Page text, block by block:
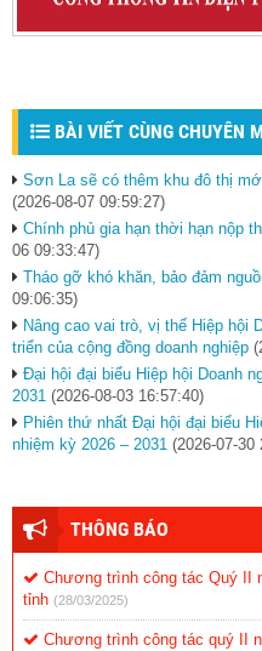
BÀI VIẾT CÙNG CHUYÊN
Sơn La sẽ có thêm khu đô thị
(2026-08-07 09:59:27)
Chính phủ gia hạn thời hạn nộp
06 09:33:47)
Tháo gỡ khó khăn, bảo đảm
09:06:35)
Nâng cao vai trò, vị thế Hiệp hội
triển của cộng đồng doanh nghiệp
Đại hội đại biểu Hiệp hội Doanh
2031 (2026-08-03 16:57:40)
Phiên thứ nhất Đại hội đại biểu
nhiệm kỳ 2026 – 2031 (2026-07-30
THÔNG BÁO
Chương trình công tác Quý II
tỉnh (28/03/2025)
Chương trình công tác quý II